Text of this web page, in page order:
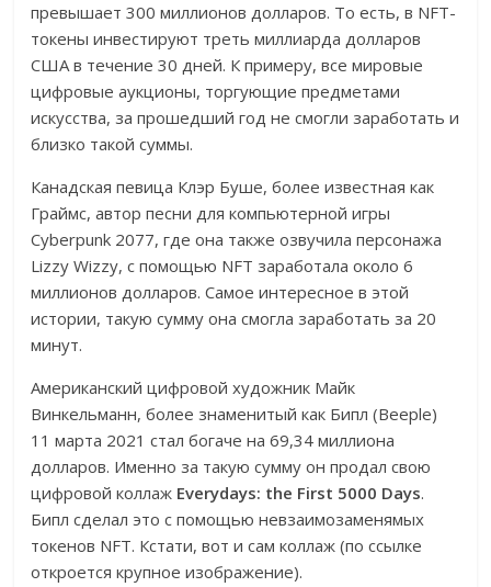
превышает 300 миллионов долларов. То есть, в NFT-
токены инвестируют треть миллиарда долларов
США в течение 30 дней. К примеру, все мировые
цифровые аукционы, торгующие предметами
искусства, за прошедший год не смогли заработать и
близко такой суммы.
Канадская певица Клэр Буше, более известная как
Граймс, автор песни для компьютерной игры
Cyberpunk 2077, где она также озвучила персонажа
Lizzy Wizzy, с помощью NFT заработала около 6
миллионов долларов. Самое интересное в этой
истории, такую сумму она смогла заработать за 20
минут.
Американский цифровой художник Майк
Винкельманн, более знаменитый как Бипл (Beeple)
11 марта 2021 стал богаче на 69,34 миллиона
долларов. Именно за такую сумму он продал свою
цифровой коллаж Everydays: the First 5000 Days.
Бипл сделал это с помощью невзаимозаменямых
токенов NFT. Кстати, вот и сам коллаж (по ссылке
откроется крупное изображение).